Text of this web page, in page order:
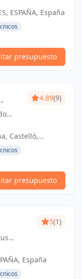
ESPAÑA, España
presupuesto
4.89(9)
Castelló,
presupuesto
5(1)
España